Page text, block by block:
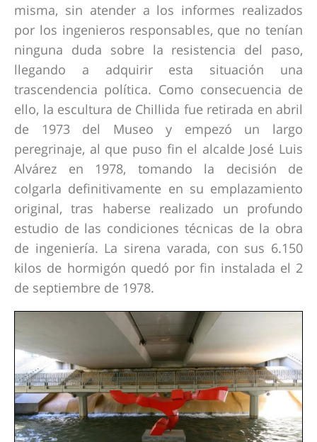
misma, sin atender a los informes realizados
por los ingenieros responsables, que no tenían
ninguna duda sobre la resistencia del paso,
llegando a adquirir esta situación una
trascendencia política. Como consecuencia de
ello, la escultura de Chillida fue retirada en abril
de 1973 del Museo y empezó un largo
peregrinaje, al que puso fin el alcalde José Luis
Alvárez en 1978, tomando la decisión de
colgarla definitivamente en su emplazamiento
original, tras haberse realizado un profundo
estudio de las condiciones técnicas de la obra
de ingeniería. La sirena varada, con sus 6.150
kilos de hormigón quedó por fin instalada el 2
de septiembre de 1978.